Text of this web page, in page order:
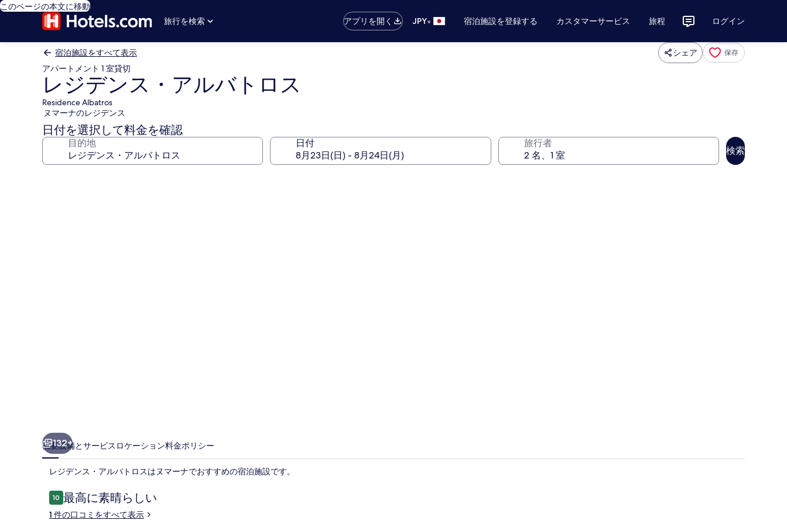
このページの本文に移動
旅行を検索
アプリを開く JPY• 宿泊施設を登録する カスタマーサービス 旅程 ログイン
宿泊施設をすべて表示 シェア 保存
アパートメント 1 室貸切
レジデンス・アルバトロス
Residence Albatros
ヌマーナのレジデンス
日付を選択して料金を確認
目的地 日付 旅行者
検索
ギ
ャ
ラ
リ
ー
132+
概要設備とサービス ロケーション料金ポリシー
レジデンス・アルバトロスはヌマーナでおすすめの宿泊施設です。
口
コ
ミ
1010段階中10
最高に素晴らしい
1 件の口コミをすべて表示